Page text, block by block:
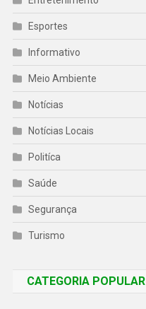
Esportes
Informativo
Meio Ambiente
Notícias
Notícias Locais
Politíca
Saúde
Segurança
Turismo
CATEGORIA POPULAR